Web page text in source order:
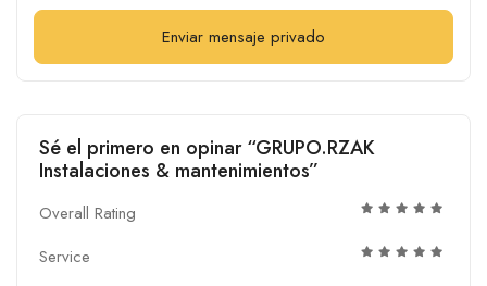
Enviar mensaje privado
Sé el primero en opinar “GRUPO.RZAK
Instalaciones & mantenimientos”
Overall Rating
Service